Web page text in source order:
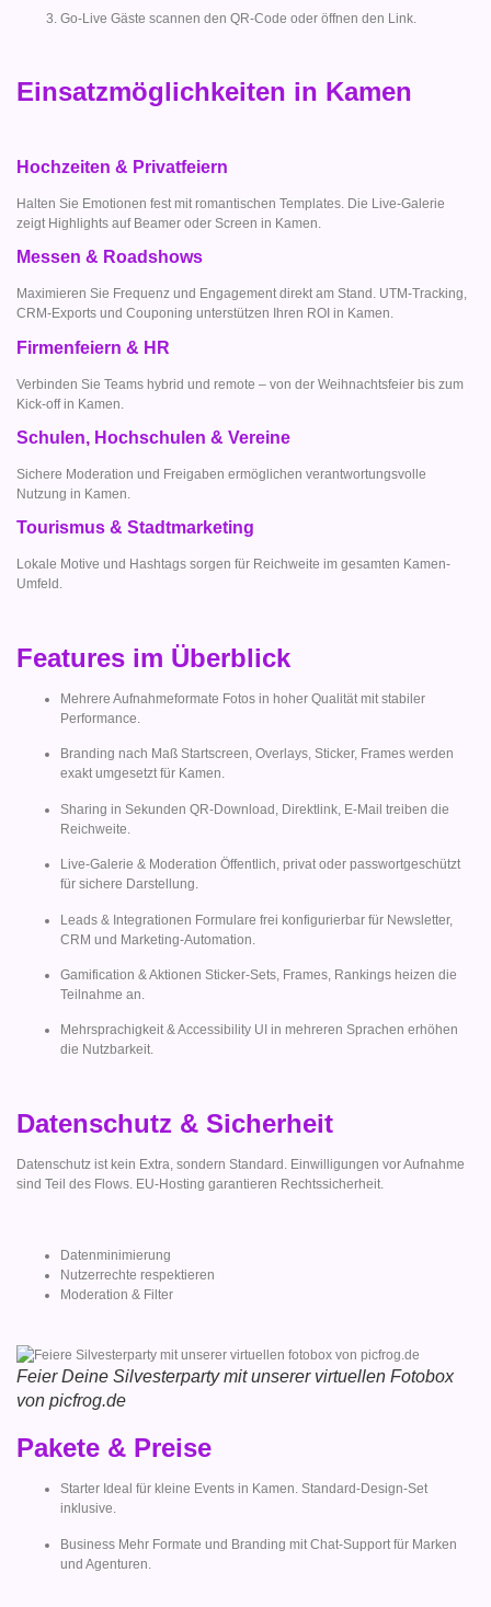
Go-Live Gäste scannen den QR-Code oder öffnen den Link.
Einsatzmöglichkeiten in Kamen
Hochzeiten & Privatfeiern
Halten Sie Emotionen fest mit romantischen Templates. Die Live-Galerie
zeigt Highlights auf Beamer oder Screen in Kamen.
Messen & Roadshows
Maximieren Sie Frequenz und Engagement direkt am Stand. UTM-Tracking,
CRM-Exports und Couponing unterstützen Ihren ROI in Kamen.
Firmenfeiern & HR
Verbinden Sie Teams hybrid und remote – von der Weihnachtsfeier bis zum
Kick-off in Kamen.
Schulen, Hochschulen & Vereine
Sichere Moderation und Freigaben ermöglichen verantwortungsvolle
Nutzung in Kamen.
Tourismus & Stadtmarketing
Lokale Motive und Hashtags sorgen für Reichweite im gesamten Kamen-
Umfeld.
Features im Überblick
Mehrere Aufnahmeformate Fotos in hoher Qualität mit stabiler
Performance.
Branding nach Maß Startscreen, Overlays, Sticker, Frames werden
exakt umgesetzt für Kamen.
Sharing in Sekunden QR-Download, Direktlink, E-Mail treiben die
Reichweite.
Live-Galerie & Moderation Öffentlich, privat oder passwortgeschützt
für sichere Darstellung.
Leads & Integrationen Formulare frei konfigurierbar für Newsletter,
CRM und Marketing-Automation.
Gamification & Aktionen Sticker-Sets, Frames, Rankings heizen die
Teilnahme an.
Mehrsprachigkeit & Accessibility UI in mehreren Sprachen erhöhen
die Nutzbarkeit.
Datenschutz & Sicherheit
Datenschutz ist kein Extra, sondern Standard. Einwilligungen vor Aufnahme
sind Teil des Flows. EU-Hosting garantieren Rechtssicherheit.
Datenminimierung
Nutzerrechte respektieren
Moderation & Filter
Feier Deine Silvesterparty mit unserer virtuellen Fotobox
von picfrog.de
Pakete & Preise
Starter Ideal für kleine Events in Kamen. Standard-Design-Set
inklusive.
Business Mehr Formate und Branding mit Chat-Support für Marken
und Agenturen.